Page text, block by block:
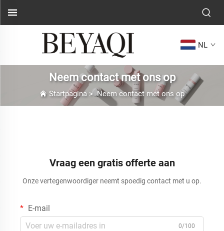
NL
Neem contact met ons op
Startpagina>Neem contact met ons op
Vraag een gratis offerte aan
Onze vertegenwoordiger neemt spoedig contact met u op.
E-mail
0/100